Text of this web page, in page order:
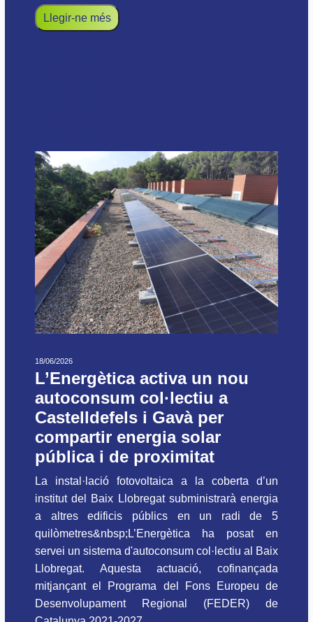
Llegir-ne més
18/06/2026
L’Energètica activa un nou
autoconsum col·lectiu a
Castelldefels i Gavà per
compartir energia solar
pública i de proximitat
La instal·lació fotovoltaica a la coberta d’un
institut del Baix Llobregat subministrarà energia
a altres edificis públics en un radi de 5
quilòmetres&nbsp;L’Energètica ha posat en
servei un sistema d'autoconsum col·lectiu al Baix
Llobregat. Aquesta actuació, cofinançada
mitjançant el Programa del Fons Europeu de
Desenvolupament Regional (FEDER) de